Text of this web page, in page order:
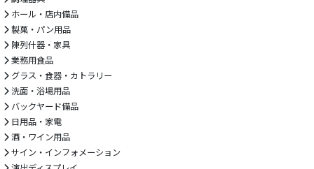
ホール・店内備品
製菓・パン用品
陳列什器・家具
業務用食品
グラス・食器・カトラリー
洗面・浴場用品
バックヤード備品
日用品・家電
酒・ワイン用品
サイン・インフォメーション